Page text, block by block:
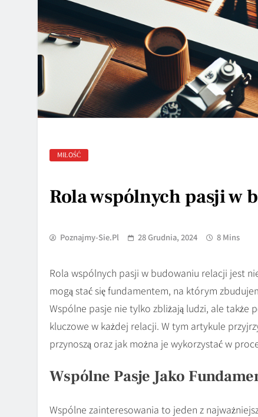
MIŁOŚĆ
Rola wspólnych pasji w
Poznajmy-Sie.pl 28 Grudnia, 2024 8 Mins
Rola wspólnych pasji w budowaniu relacji jest
mogą stać się fundamentem, na którym
Wspólne pasje nie tylko zbliżają ludzi, ale także
kluczowe w każdej relacji. W tym artykule
przynoszą oraz jak można je wykorzystać w
Wspólne Pasje Jako
Wspólne zainteresowania to jeden z